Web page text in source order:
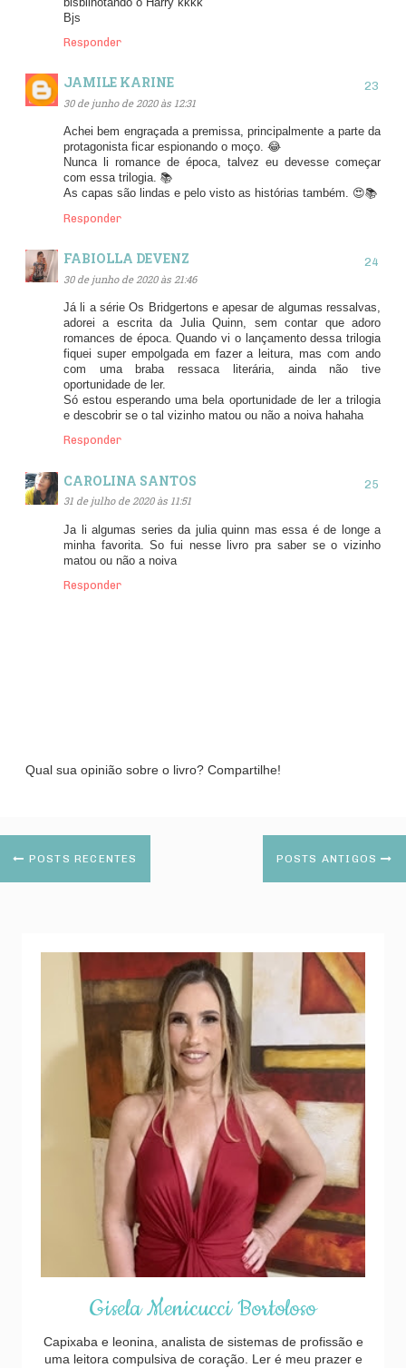
Bjs
Responder
JAMILE KARINE
30 de junho de 2020 às 12:31
Achei bem engraçada a premissa, principalmente a parte da
protagonista ficar espionando o moço. 😂
Nunca li romance de época, talvez eu devesse começar
com essa trilogia. 📚
As capas são lindas e pelo visto as histórias também. 😍📚
Responder
FABIOLLA DEVENZ
30 de junho de 2020 às 21:46
Já li a série Os Bridgertons e apesar de algumas ressalvas,
adorei a escrita da Julia Quinn, sem contar que adoro
romances de época. Quando vi o lançamento dessa trilogia
fiquei super empolgada em fazer a leitura, mas com ando
com uma braba ressaca literária, ainda não tive
oportunidade de ler.
Só estou esperando uma bela oportunidade de ler a trilogia
e descobrir se o tal vizinho matou ou não a noiva hahaha
Responder
CAROLINA SANTOS
31 de julho de 2020 às 11:51
Ja li algumas series da julia quinn mas essa é de longe a
minha favorita. So fui nesse livro pra saber se o vizinho
matou ou não a noiva
Responder
Qual sua opinião sobre o livro? Compartilhe!
POSTS RECENTES POSTS ANTIGOS
Gisela Menicucci Bortoloso
Capixaba e leonina, analista de sistemas de profissão e
uma leitora compulsiva de coração. Ler é meu prazer e